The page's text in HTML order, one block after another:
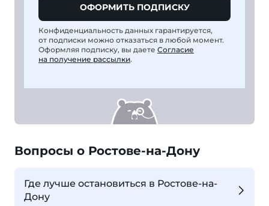
ОФОРМИТЬ ПОДПИСКУ
Конфиденциальность данных гарантируется,
от подписки можно отказаться в любой момент.
Оформляя подписку, вы даете Согласие
на получение рассылки.
Вопросы о Ростове-на-Дону
Где лучше остановиться в Ростове-на-
Дону